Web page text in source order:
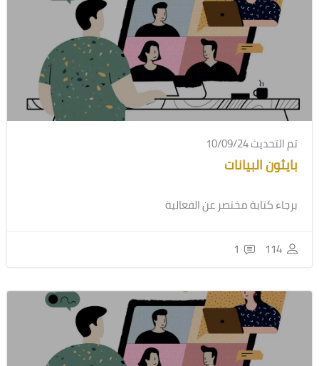
تم التحديث 10/09/24
بايثون البيانات
برجاء كتابة مختصر عن الفعالية
114
1